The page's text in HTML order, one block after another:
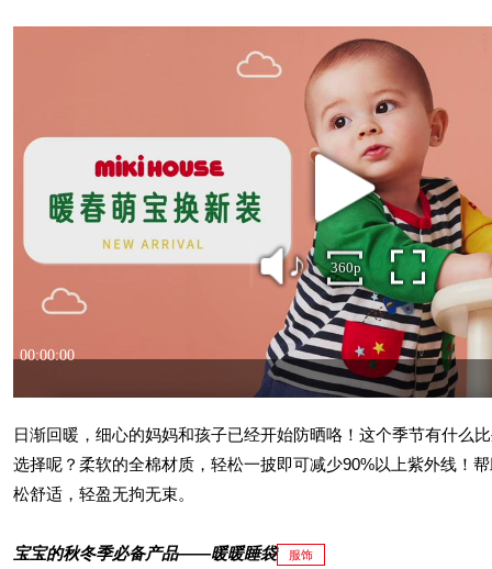
日渐回暖，细心的妈妈和孩子已经开始防晒咯！这个季节有什么
选择呢？柔软的全棉材质，轻松一披即可减少90%以上紫外线！
松舒适，轻盈无拘无束。
宝宝的秋冬季必备产品——暖暖睡袋 服饰